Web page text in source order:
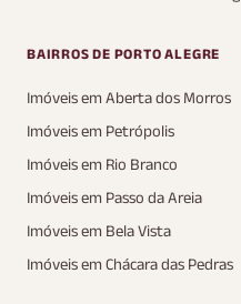
BAIRROS DE PORTO ALEGRE
Imóveis em Aberta dos Morros
Imóveis em Petrópolis
Imóveis em Rio Branco
Imóveis em Passo da Areia
Imóveis em Bela Vista
Imóveis em Chácara das Pedras